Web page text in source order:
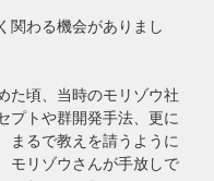
関わる機会がありまし
た頃、当時のモリゾウ社
プトや群開発手法、更に
まるで教えを請うように
モリゾウさんが手放しで